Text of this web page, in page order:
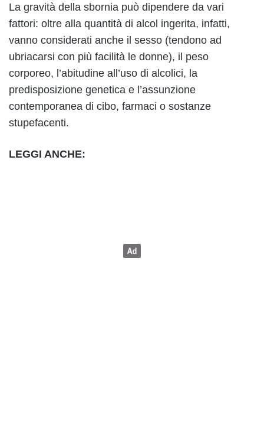
La gravità della sbornia può dipendere da vari
fattori: oltre alla quantità di alcol ingerita, infatti,
vanno considerati anche il sesso (tendono ad
ubriacarsi con più facilità le donne), il peso
corporeo, l’abitudine all’uso di alcolici, la
predisposizione genetica e l’assunzione
contemporanea di cibo, farmaci o sostanze
stupefacenti.
LEGGI ANCHE: